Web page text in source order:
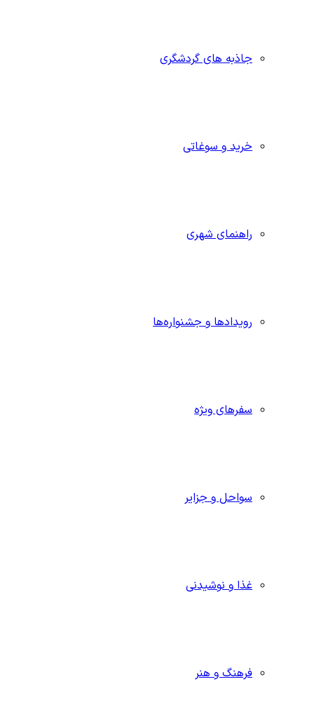
جاذبه‌ های گردشگری
خرید و سوغاتی
راهنمای شهری
رویدادها و جشنواره‌ها
سفرهای ویژه
سواحل و جزایر
غذا و نوشیدنی
فرهنگ و هنر